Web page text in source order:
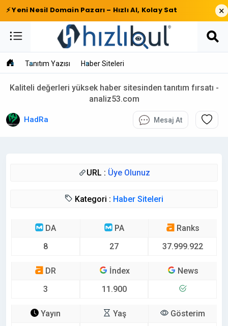
⚡ Yeni Nesil Domain Pazarı – Hızlı Al, Kolay Sat ×
Tanıtım Yazısı Haber Siteleri
Kaliteli değerleri yüksek haber sitesinden tanıtım fırsatı -
analiz53.com
HadRa Mesaj At
URL : Üye Olunuz
Kategori : Haber Siteleri
DA
8
PA
27
Ranks
37.999.922
DR
3
İndex
11.900
News
Yayın
Yaş
Gösterim